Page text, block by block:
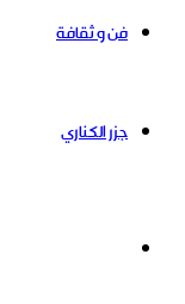
فن و ثقافة
جزر الكناري